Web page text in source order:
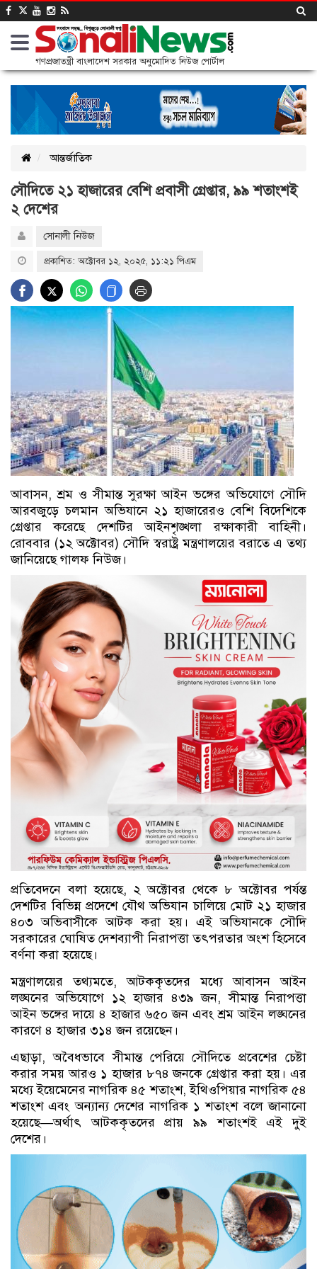
গণপ্রজাতন্ত্রী বাংলাদেশ সরকার অনুমোদিত নিউজ পোর্টাল
আন্তর্জাতিক
সৌদিতে ২১ হাজারের বেশি প্রবাসী গ্রেপ্তার, ৯৯ শতাংশই
২ দেশের
সোনালী নিউজ
প্রকাশিত: অক্টোবর ১২, ২০২৫, ১১:২১ পিএম
আবাসন, শ্রম ও সীমান্ত সুরক্ষা আইন ভঙ্গের অভিযোগে সৌদি
আরবজুড়ে চলমান অভিযানে ২১ হাজারেরও বেশি বিদেশিকে
গ্রেপ্তার করেছে দেশটির আইনশৃঙ্খলা রক্ষাকারী বাহিনী।
রোববার (১২ অক্টোবর) সৌদি স্বরাষ্ট্র মন্ত্রণালয়ের বরাতে এ তথ্য
জানিয়েছে গালফ নিউজ।
প্রতিবেদনে বলা হয়েছে, ২ অক্টোবর থেকে ৮ অক্টোবর পর্যন্ত
দেশটির বিভিন্ন প্রদেশে যৌথ অভিযান চালিয়ে মোট ২১ হাজার
৪০৩ অভিবাসীকে আটক করা হয়। এই অভিযানকে সৌদি
সরকারের ঘোষিত দেশব্যাপী নিরাপত্তা তৎপরতার অংশ হিসেবে
বর্ণনা করা হয়েছে।
মন্ত্রণালয়ের তথ্যমতে, আটককৃতদের মধ্যে আবাসন আইন
লঙ্ঘনের অভিযোগে ১২ হাজার ৪৩৯ জন, সীমান্ত নিরাপত্তা
আইন ভঙ্গের দায়ে ৪ হাজার ৬৫০ জন এবং শ্রম আইন লঙ্ঘনের
কারণে ৪ হাজার ৩১৪ জন রয়েছেন।
এছাড়া, অবৈধভাবে সীমান্ত পেরিয়ে সৌদিতে প্রবেশের চেষ্টা
করার সময় আরও ১ হাজার ৮৭৪ জনকে গ্রেপ্তার করা হয়। এর
মধ্যে ইয়েমেনের নাগরিক ৪৫ শতাংশ, ইথিওপিয়ার নাগরিক ৫৪
শতাংশ এবং অন্যান্য দেশের নাগরিক ১ শতাংশ বলে জানানো
হয়েছে—অর্থাৎ আটককৃতদের প্রায় ৯৯ শতাংশই এই দুই
দেশের।